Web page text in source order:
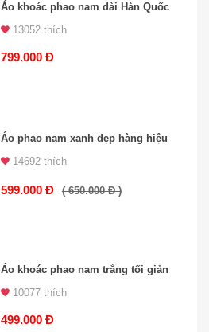
Áo khoác phao nam dài Hàn Quốc
13052 thích
799.000 Đ
Áo phao nam xanh đẹp hàng hiệu
14692 thích
599.000 Đ ( 650.000 Đ )
Áo khoác phao nam trắng tối giản
10077 thích
499.000 Đ